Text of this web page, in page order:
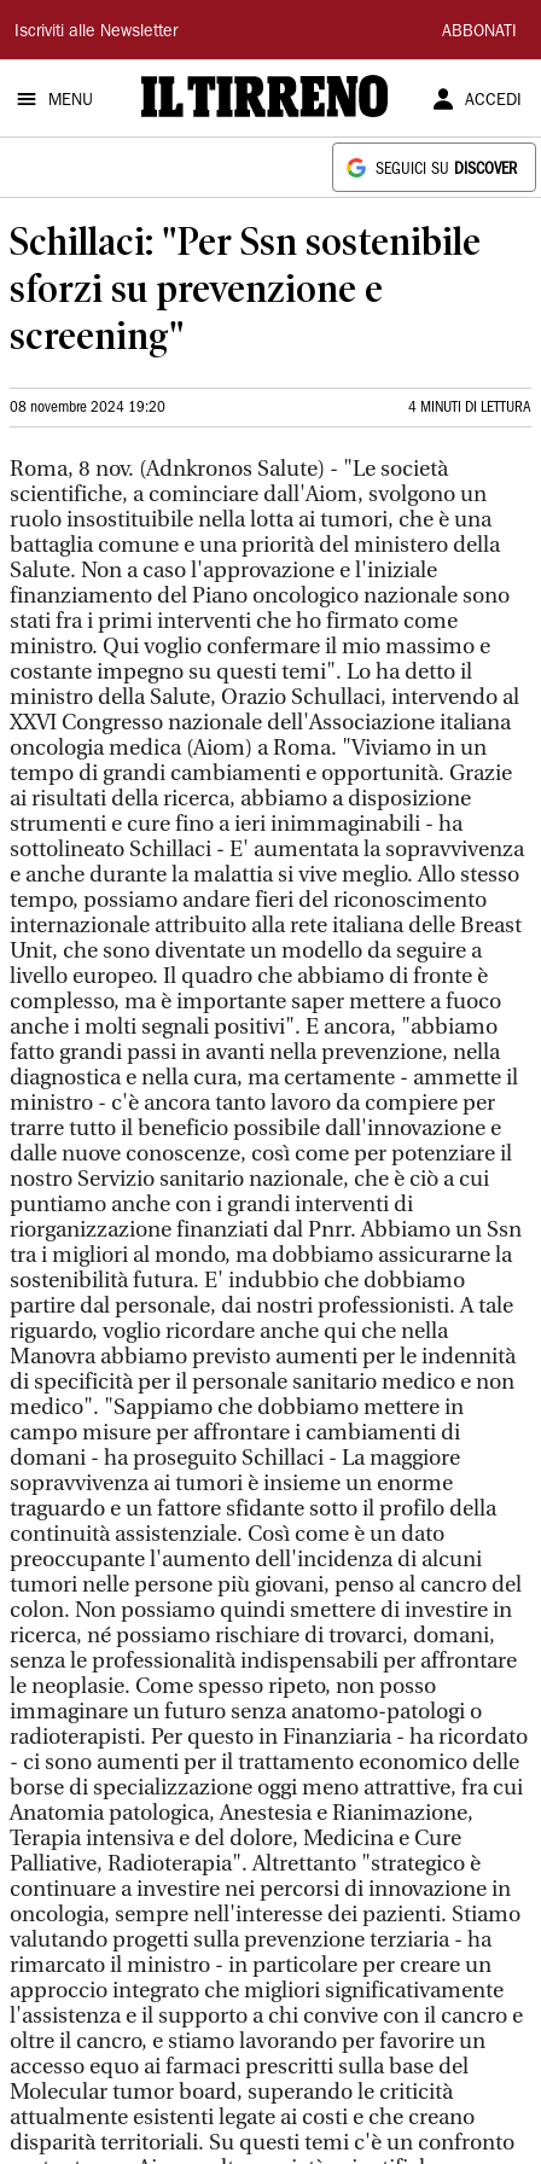
Il
Tirreno
Iscriviti alle Newsletter ABBONATI
MENU ACCEDI
SEGUICI SU DISCOVER
Schillaci: "Per Ssn sostenibile
sforzi su prevenzione e
screening"
08 novembre 2024 19:20 4 MINUTI DI LETTURA
Roma, 8 nov. (Adnkronos Salute) - "Le società
scientifiche, a cominciare dall'Aiom, svolgono un
ruolo insostituibile nella lotta ai tumori, che è una
battaglia comune e una priorità del ministero della
Salute. Non a caso l'approvazione e l'iniziale
finanziamento del Piano oncologico nazionale sono
stati fra i primi interventi che ho firmato come
ministro. Qui voglio confermare il mio massimo e
costante impegno su questi temi". Lo ha detto il
ministro della Salute, Orazio Schullaci, intervendo al
XXVI Congresso nazionale dell'Associazione italiana
oncologia medica (Aiom) a Roma. "Viviamo in un
tempo di grandi cambiamenti e opportunità. Grazie
ai risultati della ricerca, abbiamo a disposizione
strumenti e cure fino a ieri inimmaginabili - ha
sottolineato Schillaci - E' aumentata la sopravvivenza
e anche durante la malattia si vive meglio. Allo stesso
tempo, possiamo andare fieri del riconoscimento
internazionale attribuito alla rete italiana delle Breast
Unit, che sono diventate un modello da seguire a
livello europeo. Il quadro che abbiamo di fronte è
complesso, ma è importante saper mettere a fuoco
anche i molti segnali positivi". E ancora, "abbiamo
fatto grandi passi in avanti nella prevenzione, nella
diagnostica e nella cura, ma certamente - ammette il
ministro - c'è ancora tanto lavoro da compiere per
trarre tutto il beneficio possibile dall'innovazione e
dalle nuove conoscenze, così come per potenziare il
nostro Servizio sanitario nazionale, che è ciò a cui
puntiamo anche con i grandi interventi di
riorganizzazione finanziati dal Pnrr. Abbiamo un Ssn
tra i migliori al mondo, ma dobbiamo assicurarne la
sostenibilità futura. E' indubbio che dobbiamo
partire dal personale, dai nostri professionisti. A tale
riguardo, voglio ricordare anche qui che nella
Manovra abbiamo previsto aumenti per le indennità
di specificità per il personale sanitario medico e non
medico". "Sappiamo che dobbiamo mettere in
campo misure per affrontare i cambiamenti di
domani - ha proseguito Schillaci - La maggiore
sopravvivenza ai tumori è insieme un enorme
traguardo e un fattore sfidante sotto il profilo della
continuità assistenziale. Così come è un dato
preoccupante l'aumento dell'incidenza di alcuni
tumori nelle persone più giovani, penso al cancro del
colon. Non possiamo quindi smettere di investire in
ricerca, né possiamo rischiare di trovarci, domani,
senza le professionalità indispensabili per affrontare
le neoplasie. Come spesso ripeto, non posso
immaginare un futuro senza anatomo-patologi o
radioterapisti. Per questo in Finanziaria - ha ricordato
- ci sono aumenti per il trattamento economico delle
borse di specializzazione oggi meno attrattive, fra cui
Anatomia patologica, Anestesia e Rianimazione,
Terapia intensiva e del dolore, Medicina e Cure
Palliative, Radioterapia". Altrettanto "strategico è
continuare a investire nei percorsi di innovazione in
oncologia, sempre nell'interesse dei pazienti. Stiamo
valutando progetti sulla prevenzione terziaria - ha
rimarcato il ministro - in particolare per creare un
approccio integrato che migliori significativamente
l'assistenza e il supporto a chi convive con il cancro e
oltre il cancro, e stiamo lavorando per favorire un
accesso equo ai farmaci prescritti sulla base del
Molecular tumor board, superando le criticità
attualmente esistenti legate ai costi e che creano
disparità territoriali. Su questi temi c'è un confronto